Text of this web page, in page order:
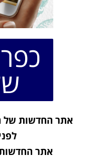
אתר החדשות של
אתר החדשות